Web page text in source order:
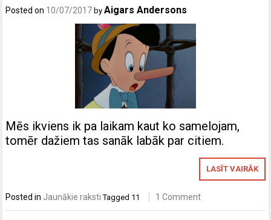
Posted on 10/07/2017 byAigars Andersons
Mēs ikviens ik pa laikam kaut ko samelojam,
tomēr dažiem tas sanāk labāk par citiem.
LASĪT VAIRĀK
Posted in Jaunākie raksti Tagged 11 1 Comment